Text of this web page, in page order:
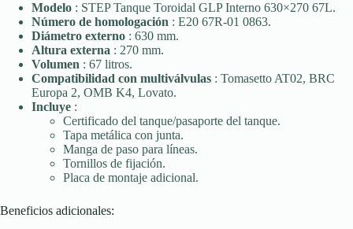
Modelo : STEP Tanque Toroidal GLP Interno 630×270 67L.
Número de homologación : E20 67R-01 0863.
Diámetro externo : 630 mm.
Altura externa : 270 mm.
Volumen : 67 litros.
Compatibilidad con multiválvulas : Tomasetto AT02, BRC
Europa 2, OMB K4, Lovato.
Incluye :
Certificado del tanque/pasaporte del tanque.
Tapa metálica con junta.
Manga de paso para líneas.
Tornillos de fijación.
Placa de montaje adicional.
Beneficios adicionales: